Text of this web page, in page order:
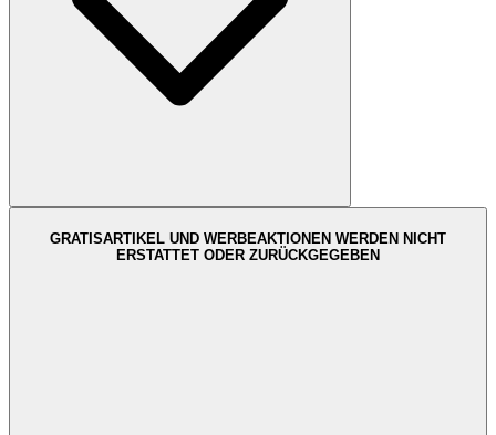
GRATISARTIKEL UND WERBEAKTIONEN WERDEN NICHT
ERSTATTET ODER ZURÜCKGEGEBEN